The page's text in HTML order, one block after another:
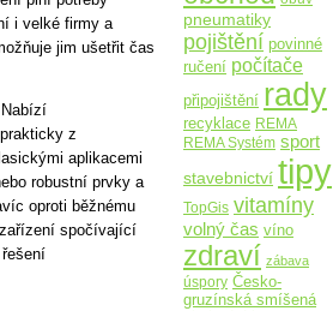
i velké firmy a
jim ušetřit čas
z
aplikacemi
robustní prvky a
oproti běžnému
spočívající
pneumatiky
pojištění povinné
ručení počítače
připojištění rady
recyklace REMA
REMA Systém sport
stavebnictví tipy
TopGis vitamíny
volný čas víno
zdraví zábava
úspory Česko-
gruzínská smíšená